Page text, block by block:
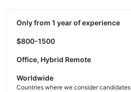
Only from 1 year of experience
$800-1500
Office, Hybrid Remote
Worldwide
Countries where we consider candidates